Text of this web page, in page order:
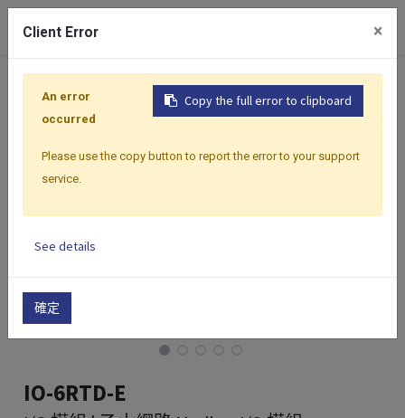
I/O 模組 乙太網路 Modbus I/O 模組
IO-6RTD-E
Client Error ×
Copy the full error to clipboard
An error
occurred
Please use the copy button to report the error to your support
service.
See details
確定